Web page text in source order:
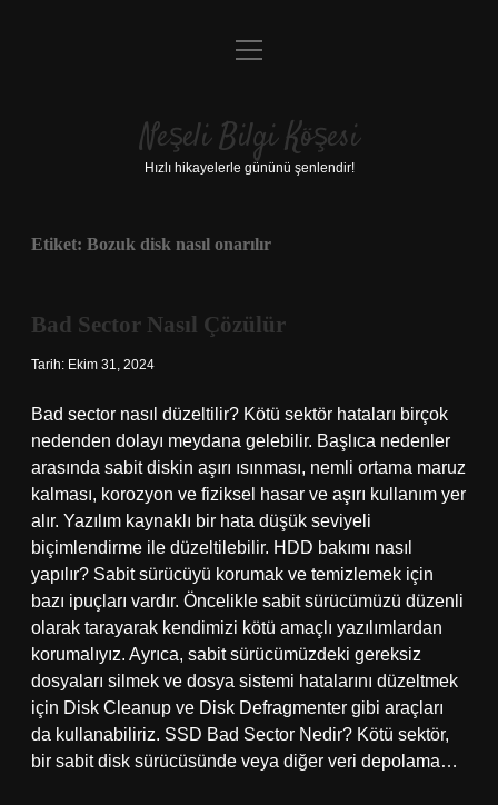
Anasayfa
Yasal Uyarı
menüyü
Neşeli Bilgi Köşesi
Hızlı hikayelerle gününü şenlendir!
Etiket: Bozuk disk nasıl onarılır
Bad Sector Nasıl Çözülür
Tarih: Ekim 31, 2024
Bad sector nasıl düzeltilir? Kötü sektör hataları birçok
nedenden dolayı meydana gelebilir. Başlıca nedenler
arasında sabit diskin aşırı ısınması, nemli ortama maruz
kalması, korozyon ve fiziksel hasar ve aşırı kullanım yer
alır. Yazılım kaynaklı bir hata düşük seviyeli
biçimlendirme ile düzeltilebilir. HDD bakımı nasıl
yapılır? Sabit sürücüyü korumak ve temizlemek için
bazı ipuçları vardır. Öncelikle sabit sürücümüzü düzenli
olarak tarayarak kendimizi kötü amaçlı yazılımlardan
korumalıyız. Ayrıca, sabit sürücümüzdeki gereksiz
dosyaları silmek ve dosya sistemi hatalarını düzeltmek
için Disk Cleanup ve Disk Defragmenter gibi araçları
da kullanabiliriz. SSD Bad Sector Nedir? Kötü sektör,
bir sabit disk sürücüsünde veya diğer veri depolama…